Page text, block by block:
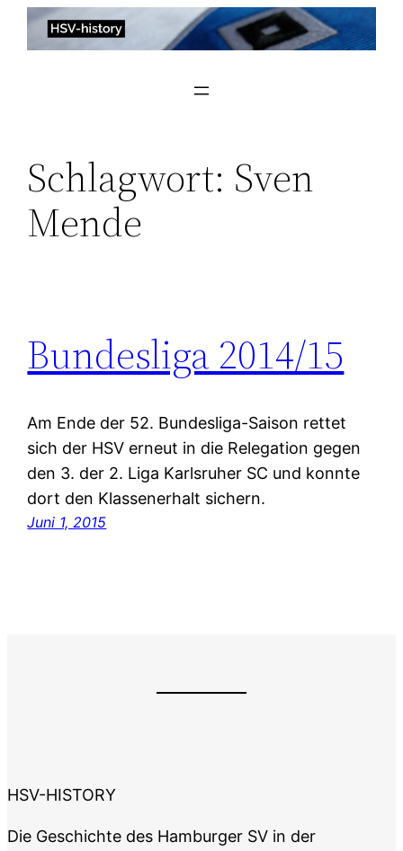
Zum
Inhalt
Schlagwort: Sven
Mende
Bundesliga 2014/15
Am Ende der 52. Bundesliga-Saison rettet
sich der HSV erneut in die Relegation gegen
den 3. der 2. Liga Karlsruher SC und konnte
dort den Klassenerhalt sichern.
Juni 1, 2015
HSV-HISTORY
Die Geschichte des Hamburger SV in der